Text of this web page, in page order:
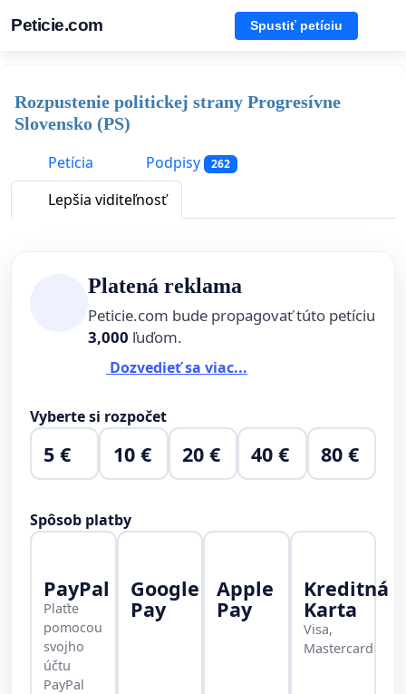
Peticie.com Spustiť petíciu
Rozpustenie politickej strany Progresívne
Slovensko (PS)
Petícia
Podpisy 262
Lepšia viditeľnosť
Platená reklama
Peticie.com bude propagovať túto petíciu
3,000 ľuďom.
Dozvedieť sa viac...
Vyberte si rozpočet
5 € 10 € 20 € 40 € 80 €
Spôsob platby
PayPal
Plaťte
pomocou
svojho
účtu
PayPal
Google
Pay
Apple
Pay
Kreditná
Karta
Visa,
Mastercard